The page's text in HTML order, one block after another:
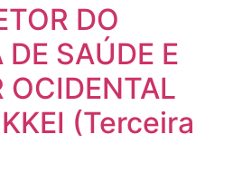
DO
SAÚDE E
OCIDENTAL
(Terceira